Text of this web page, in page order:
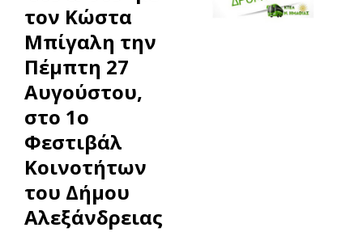
τον Κώστα
Μπίγαλη την
Πέμπτη 27
Αυγούστου,
στο 1ο
Φεστιβάλ
Κοινοτήτων
του Δήμου
Αλεξάνδρειας